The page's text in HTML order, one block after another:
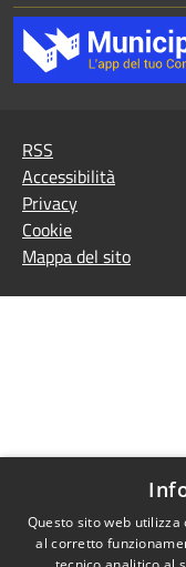
RSS
Accessibilità
Privacy
Cookie
Mappa del sito
Questo sito web
al corretto